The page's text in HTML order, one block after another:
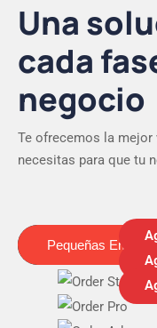
Una
cada
negocio
Te ofrecemos la
necesitas para que tu
Pequeñas
Pequeñas